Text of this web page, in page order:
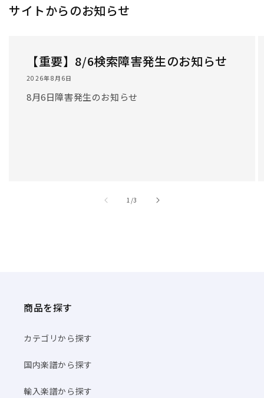
サイトからのお知らせ
【重要】8/6検索障害発生のお知らせ
2026年8月6日
8月6日障害発生のお知らせ
1 //3
商品を探す
カテゴリから探す
国内楽譜から探す
輸入楽譜から探す